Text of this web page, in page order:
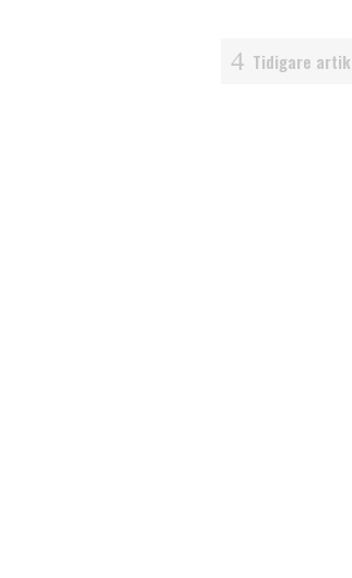
Tidigare